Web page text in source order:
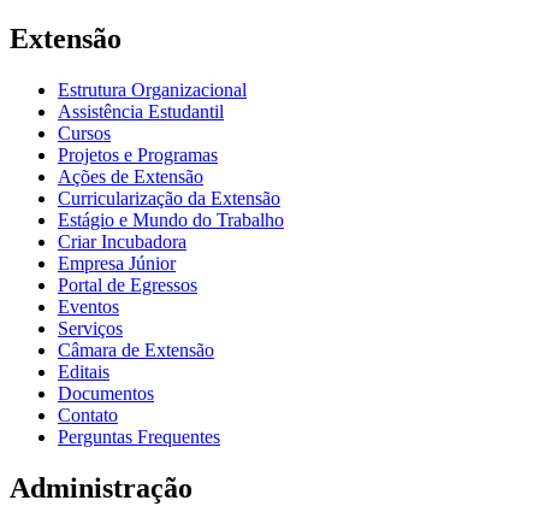
Extensão
Estrutura Organizacional
Assistência Estudantil
Cursos
Projetos e Programas
Ações de Extensão
Curricularização da Extensão
Estágio e Mundo do Trabalho
Criar Incubadora
Empresa Júnior
Portal de Egressos
Eventos
Serviços
Câmara de Extensão
Editais
Documentos
Contato
Perguntas Frequentes
Administração